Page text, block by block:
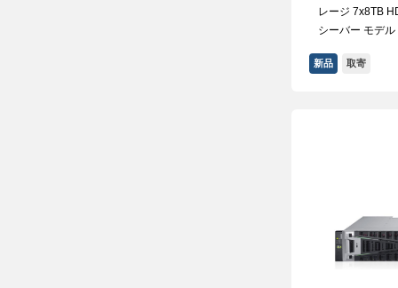
レージ 7x8TB
シーバー モデル
新品 取寄